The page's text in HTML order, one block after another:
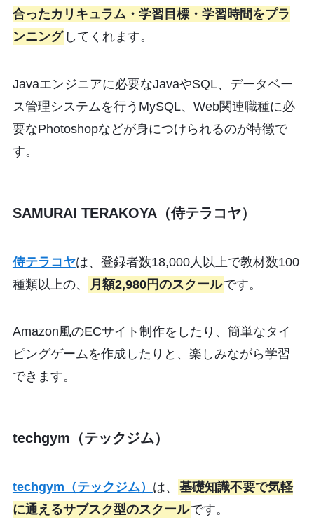
合ったカリキュラム・学習目標・学習時間をプラ
ンニング してくれます。
Javaエンジニアに必要なJavaやSQL、データベー
ス管理システムを行うMySQL、Web関連職種に必
要なPhotoshopなどが身につけられるのが特徴で
す。
SAMURAI TERAKOYA（侍テラコヤ）
侍テラコヤは、登録者数18,000人以上で教材数100
種類以上の、
月額2,980円のスクールです。
Amazon風のECサイト制作をしたり、簡単なタイ
ピングゲームを作成したりと、楽しみながら学習
できます。
techgym（テックジム）
techgym（テックジム） は、
基礎知識不要で気軽
に通えるサブスク型のスクールです。